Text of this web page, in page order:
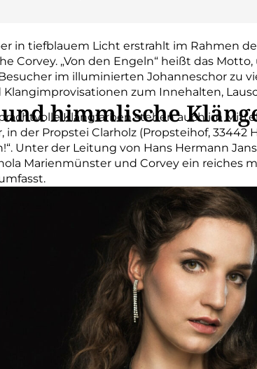
in tiefblauem Licht erstrahlt im Rahmen
Corvey. „Von den Engeln“ heißt das
im illuminierten Johanneschor zu
zum Innehalten,
himmlische
Klangfarben stehen auch im
in der Propstei Clarholz (Propsteihof, 33442
Unter der Leitung von Hans Hermann
Marienmünster und Corvey ein reiches